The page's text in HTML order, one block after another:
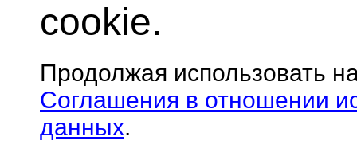
cookie.
Продолжая использовать
Соглашения в отношении
данных.